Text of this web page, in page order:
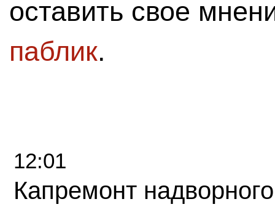
оставить свое
паблик.
12:01
Капремонт